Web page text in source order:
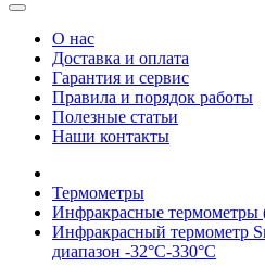
О нас
Доставка и оплата
Гарантия и сервис
Правила и порядок работы
Полезные статьи
Наши контакты
Термометры
Инфракрасные термометры
Инфракрасный термометр
диапазон -32°C-330°C